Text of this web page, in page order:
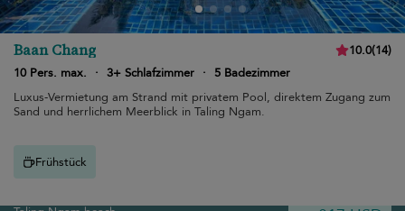
Baan Chang 10.0(14)
10 Pers. max.
· 3+ Schlafzimmer ·
5 Badezimmer
Luxus-Vermietung am Strand mit privatem Pool, direktem Zugang zum
Sand und herrlichem Meerblick in Taling Ngam.
Frühstück